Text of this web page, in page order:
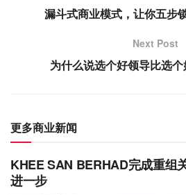
漏斗式商业模式，让你五步
Next Post
为什么说选个好领导比选
更多商业新闻
KHEE SAN BERHAD完成重组
进一步